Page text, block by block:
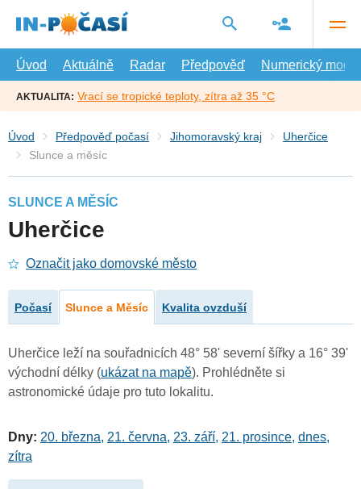
hlavní
Úvod
Aktuálně Radar Předpověď Numerický model
AKTUALITA: Vrací se tropické teploty, zítra až 35 °C
Úvod Předpověď počasí Jihomoravský kraj
Uherčice
Slunce a měsíc
SLUNCE A MĚSÍC
Uherčice
Označit jako domovské město
Počasí Slunce a Měsíc Kvalita ovzduší
Uherčice leží na souřadnicích 48° 58' severní šířky a 16° 39'
východní délky (ukázat na mapě). Prohlédněte si
astronomické údaje pro tuto lokalitu.
Dny: 20. března, 21. června, 23. září, 21. prosince, dnes,
zítra